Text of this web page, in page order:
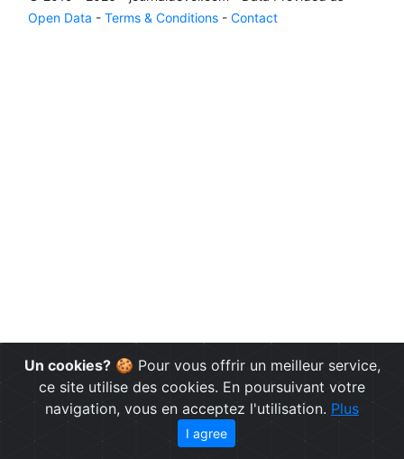
Open Data - Terms & Conditions - Contact
Un cookies?🍪 Pour vous offrir un meilleur service,
ce site utilise des cookies. En poursuivant votre
navigation, vous en acceptez l'utilisation. Plus
I agree